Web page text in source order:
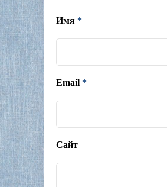
Имя *
Email *
Сайт